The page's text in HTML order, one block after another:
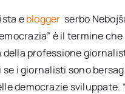
eblogger serbo
è il termine
della professione
se i giornalisti sono
democrazie sviluppate.